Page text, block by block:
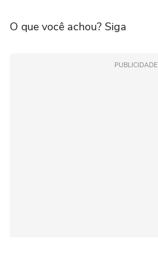
O que você achou? Siga
PUBLICIDADE